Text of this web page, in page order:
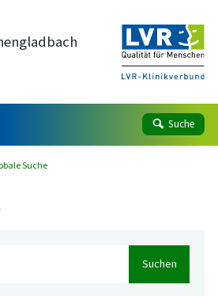
Suche
Suche
Suchen